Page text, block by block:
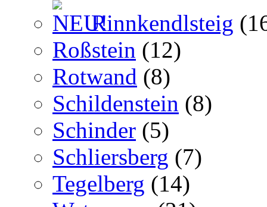
Rinnkendlsteig
Roßstein (12)
Rotwand (8)
Schildenstein (8)
Schinder (5)
Schliersberg (7)
Tegelberg (14)